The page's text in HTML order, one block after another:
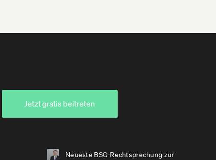
Jetzt gratis beitreten
Neueste BSG-Rechtsprechung zur